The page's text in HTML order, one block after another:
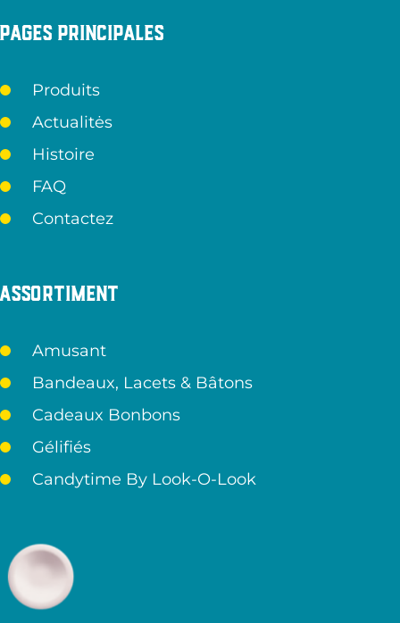
Pages principales
Produits
Actualitės
Histoire
FAQ
Contactez
Assortiment
Amusant
Bandeaux, Lacets & Bâtons
Cadeaux Bonbons
Gélifiés
Candytime By Look-O-Look